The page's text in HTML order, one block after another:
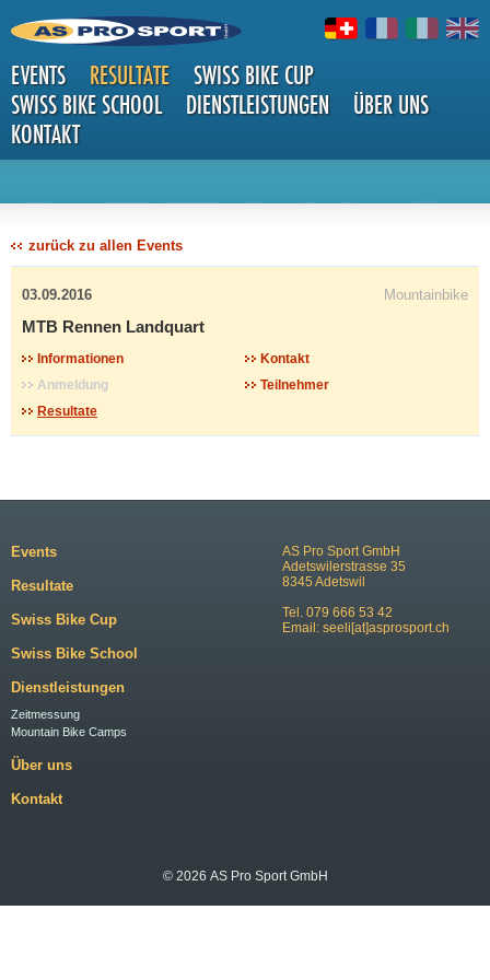
EVENTS RESULTATE
SWISS BIKE CUP
SWISS BIKE SCHOOL
DIENSTLEISTUNGEN
ÜBER UNS
KONTAKT
DETAILS
zurück zu allen Events
03.09.2016 Mountainbike
MTB Rennen Landquart
Informationen
Kontakt
Anmeldung
Teilnehmer
Resultate
AS Pro Sport GmbH
Adetswilerstrasse 35
8345 Adetswil
Tel. 079 666 53 42
Email: seeli[at]asprosport.ch
Events
Resultate
Swiss Bike Cup
Swiss Bike School
Dienstleistungen
Zeitmessung
Mountain Bike Camps
Über uns
Kontakt
© 2026 AS Pro Sport GmbH